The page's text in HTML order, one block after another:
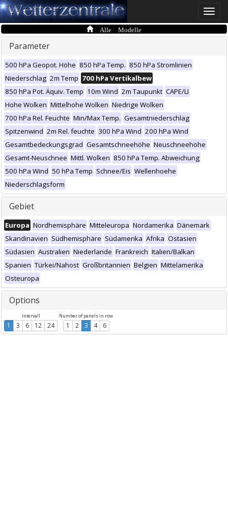
Toggle
Alle Modelle
Parameter
500 hPa Geopot. Höhe 850 hPa Temp. 850 hPa Stromlinien
Niederschlag 2m Temp 700 hPa Vertikalbew
850 hPa Pot. Äquiv. Temp 10m Wind 2m Taupunkt CAPE/LI
Hohe Wolken Mittelhohe Wolken Niedrige Wolken
700 hPa Rel. Feuchte Min/Max Temp. Gesamtniederschlag
Spitzenwind 2m Rel. feuchte 300 hPa Wind 200 hPa Wind
Gesamtbedeckungsgrad Gesamtschneehöhe Neuschneehöhe
Gesamt-Neuschnee Mittl. Wolken 850 hPa Temp. Abweichung
500 hPa Wind 50 hPa Temp Schnee/Eis Wellenhoehe
Niederschlagsform
Gebiet
Europa Nordhemisphäre Mitteleuropa Nordamerika Dänemark
Skandinavien Südhemisphäre Südamerika Afrika Ostasien
Südasien Australien Niederlande Frankreich Italien/Balkan
Spanien Türkei/Nahost Großbritannien Belgien Mittelamerika
Osteuropa
Options
Intervall
1 3 6 12 24
Number of panels in row
1 2 3 4 6